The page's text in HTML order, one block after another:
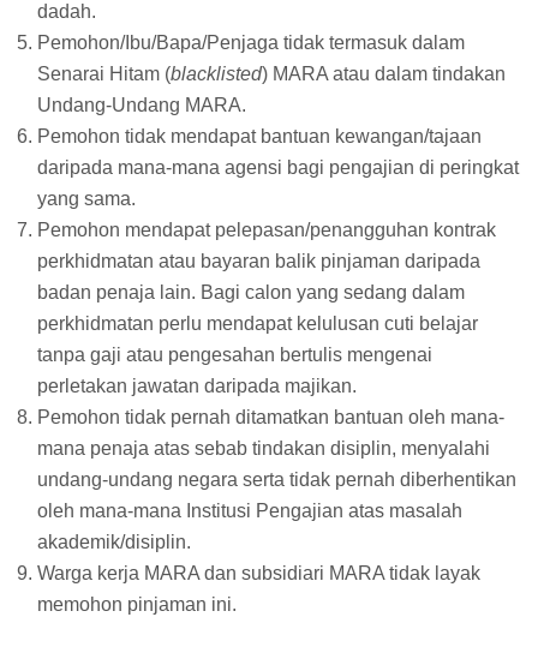
dadah.
Pemohon/Ibu/Bapa/Penjaga tidak termasuk dalam
Senarai Hitam (blacklisted) MARA atau dalam tindakan
Undang-Undang MARA.
Pemohon tidak mendapat bantuan kewangan/tajaan
daripada mana-mana agensi bagi pengajian di peringkat
yang sama.
Pemohon mendapat pelepasan/penangguhan kontrak
perkhidmatan atau bayaran balik pinjaman daripada
badan penaja lain. Bagi calon yang sedang dalam
perkhidmatan perlu mendapat kelulusan cuti belajar
tanpa gaji atau pengesahan bertulis mengenai
perletakan jawatan daripada majikan.
Pemohon tidak pernah ditamatkan bantuan oleh mana-
mana penaja atas sebab tindakan disiplin, menyalahi
undang-undang negara serta tidak pernah diberhentikan
oleh mana-mana Institusi Pengajian atas masalah
akademik/disiplin.
Warga kerja MARA dan subsidiari MARA tidak layak
memohon pinjaman ini.